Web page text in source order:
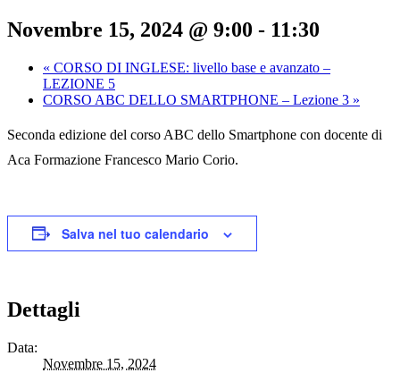
Novembre 15, 2024 @ 9:00 - 11:30
« CORSO DI INGLESE: livello base e avanzato –
LEZIONE 5
CORSO ABC DELLO SMARTPHONE – Lezione 3 »
Seconda edizione del corso ABC dello Smartphone con docente di
Aca Formazione Francesco Mario Corio.
Salva nel tuo calendario
Dettagli
Data:
Novembre 15, 2024